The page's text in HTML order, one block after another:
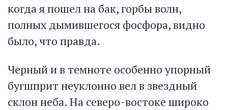
когда я пошел на бак, горбы волн,
полных дымившегося фосфора, видно
было, что правда.
Черный и в темноте особенно упорный
бугшприт неуклонно вел в звездный
склон неба. На северо-востоке широко